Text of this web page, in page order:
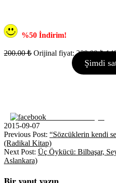
%50 İndirim!
200.00₺ Orijinal fiyat: 200.00 ₺.
Şimdi
2015-09-07
Previous Post: “Sözcüklerin kendi
(Radikal Kitap)
Next Post: Üç Öykücü: Bilbaşar,
Aslankara)